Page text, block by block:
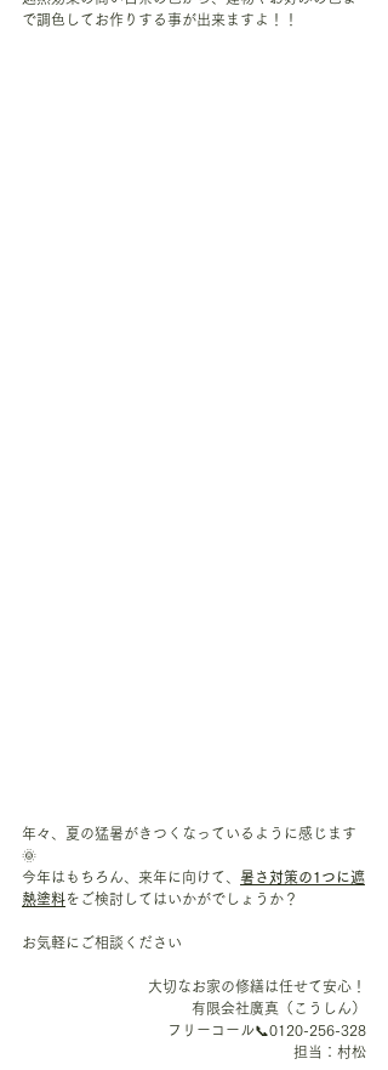
で調色してお作りする事が出来ますよ！！
年々、夏の猛暑がきつくなっているように感じます
🌞
今年はもちろん、来年に向けて、 暑さ対策の1つに遮
熱塗料をご検討してはいかがでしょうか？
お気軽にご相談ください
大切なお家の修繕は任せて安心！
有限会社廣真（こうしん）
フリーコール📞0120-256-328
担当：村松